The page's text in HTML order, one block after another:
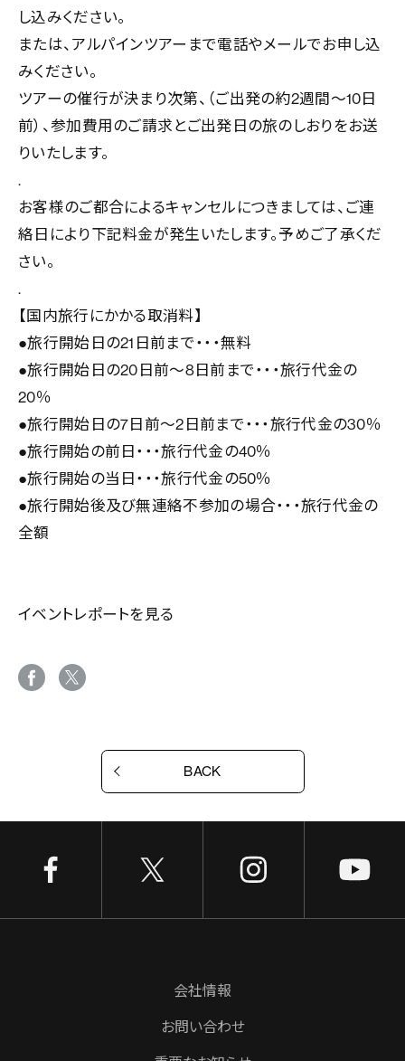
し込みください。
または、アルパインツアーまで電話やメールでお申し込
みください。
ツアーの催行が決まり次第、（ご出発の約2週間〜10日
前）、参加費用のご請求とご出発日の旅のしおりをお送
りいたします。
.
お客様のご都合によるキャンセルにつきましては、ご連
絡日により下記料金が発生いたします。予めご了承くだ
さい。
.
【国内旅行にかかる取消料】
●旅行開始日の21日前まで・・・無料
●旅行開始日の20日前～8日前まで・・・旅行代金の
20％
●旅行開始日の7日前～2日前まで・・・旅行代金の30％
●旅行開始の前日・・・旅行代金の40％
●旅行開始の当日・・・旅行代金の50％
●旅行開始後及び無連絡不参加の場合・・・旅行代金の
全額
イベントレポートを見る
BACK
会社情報
お問い合わせ